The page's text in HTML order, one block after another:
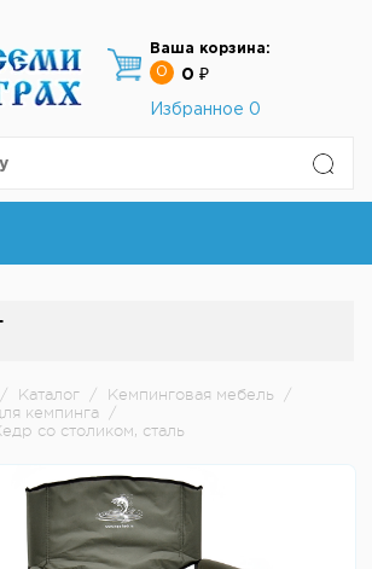
Ваша корзина:
0
0 ₽
Избранное 0
/ Каталог / Кемпинговая мебель
/
кемпинга /
со столиком, сталь